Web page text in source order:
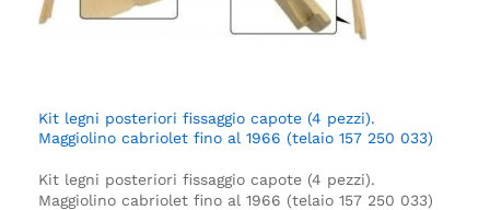
Kit legni posteriori fissaggio capote (4 pezzi).
Maggiolino cabriolet fino al 1966 (telaio 157 250 033)
Kit legni posteriori fissaggio capote (4 pezzi).
Maggiolino cabriolet fino al 1966 (telaio 157 250 033)